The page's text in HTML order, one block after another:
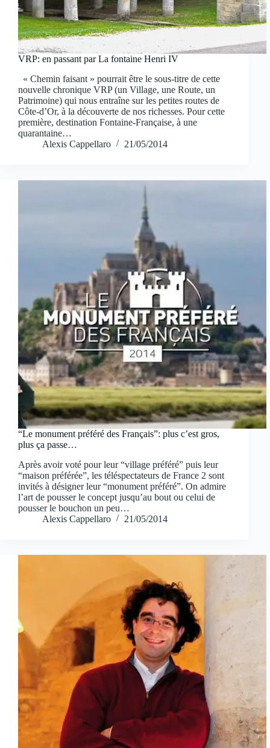
VRP: en passant par La fontaine Henri IV
« Chemin faisant » pourrait être le sous-titre de cette
nouvelle chronique VRP (un Village, une Route, un
Patrimoine) qui nous entraîne sur les petites routes de
Côte-d’Or, à la découverte de nos richesses. Pour cette
première, destination Fontaine-Française, à une
quarantaine…
Alexis Cappellaro
21/05/2014
“Le monument préféré des Français”: plus c’est gros,
plus ça passe…
Après avoir voté pour leur “village préféré” puis leur
“maison préférée”, les téléspectateurs de France 2 sont
invités à désigner leur “monument préféré”. On admire
l’art de pousser le concept jusqu’au bout ou celui de
pousser le bouchon un peu…
Alexis Cappellaro
21/05/2014